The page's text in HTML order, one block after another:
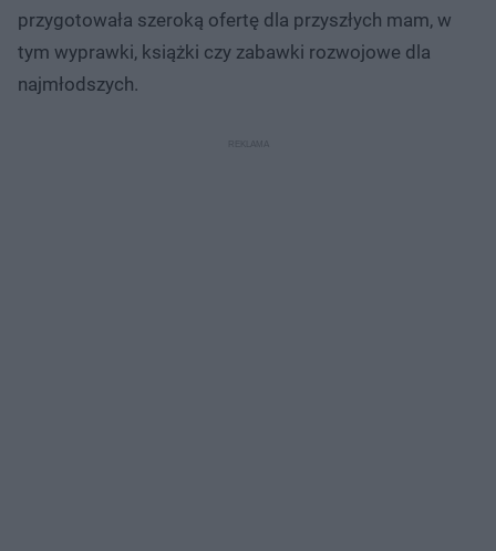
przygotowała szeroką ofertę dla przyszłych mam, w
tym wyprawki, książki czy zabawki rozwojowe dla
najmłodszych.